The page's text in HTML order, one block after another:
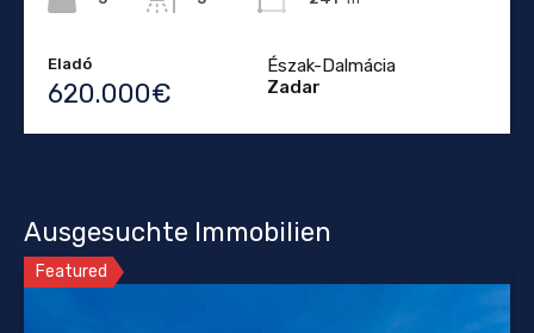
Eladó
620.000€
Észak-Dalmácia
Zadar
Ausgesuchte Immobilien
Featured